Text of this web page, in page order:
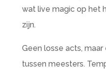
wat live magic op het
zijn.
Geen losse acts,
tussen meesters.